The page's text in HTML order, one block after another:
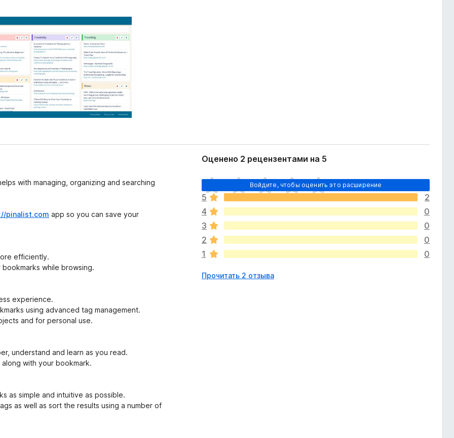
with managing, organizing and searching
pinalist.com app so you can save your
efficiently.
while browsing.
experience.
using advanced tag management.
and for personal use.
understand and learn as you read.
with your bookmark.
as simple and intuitive as possible.
as well as sort the results using a number of
Оценено 2 рецензентами на 5
Войдите, чтобы оценить это расширение
О
ц
е
н
о
к
п
о
а
5
2
4
0
3
0
2
0
1
0
Прочитать 2 отзыва